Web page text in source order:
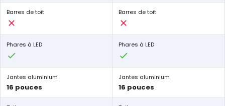
Barres de toit Barres de toit
Phares à LED Phares à LED
Jantes aluminium
16 pouces
Jantes aluminium
16 pouces